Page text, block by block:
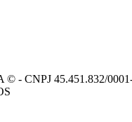
- CNPJ 45.451.832/